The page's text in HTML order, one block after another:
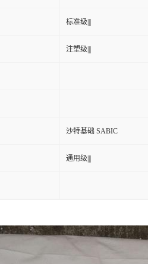
标准级|||
注塑级|||
沙特基础 SABIC
通用级|||